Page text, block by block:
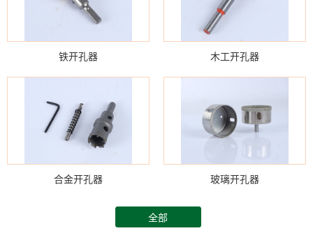
铁开孔器 木工开孔器
合金开孔器 玻璃开孔器
全部